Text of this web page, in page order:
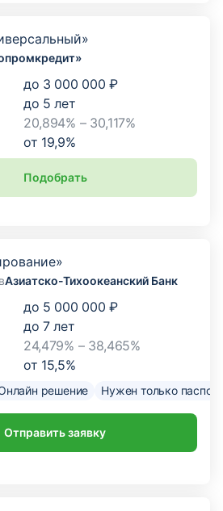
до 3 000 000 ₽
до 5 лет
20,894% – 30,117%
от 19,9%
Подобрать
Азиатско-Тихоокеанский Банк
до 5 000 000 ₽
до7лет
24,479% – 38,465%
от 15,5%
решение Нужен только
Отправить заявку